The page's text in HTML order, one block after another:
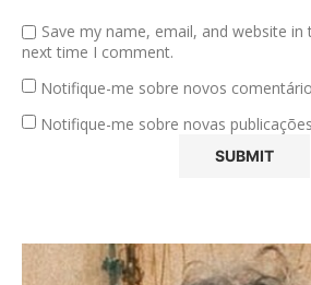
Save my name, email, and website
next time I comment.
Notifique-me sobre novos
Notifique-me sobre novas